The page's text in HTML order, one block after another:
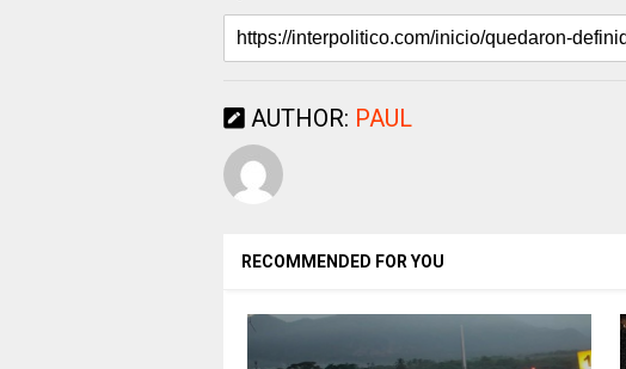
AUTHOR: PAUL
RECOMMENDED FOR YOU